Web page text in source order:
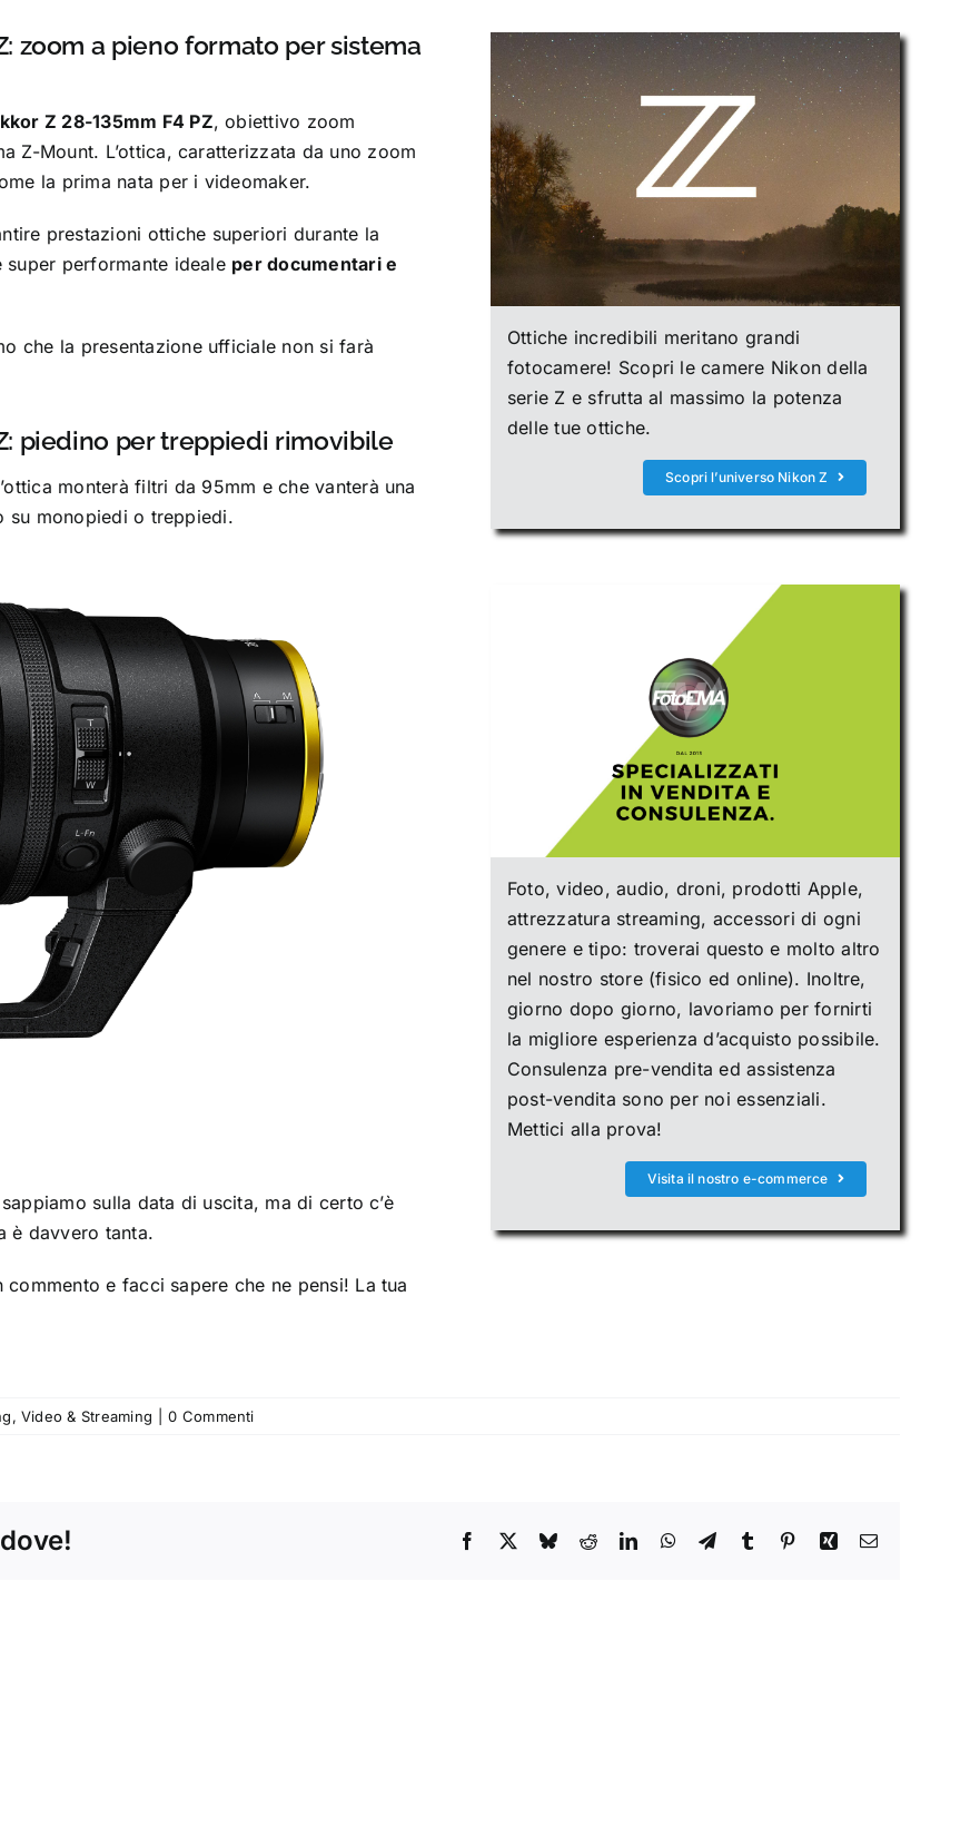
zoom a pieno formato per sistema
Z 28-135mm F4 PZ, obiettivo zoom
Z-Mount. L’ottica, caratterizzata da uno zoom
la prima nata per i videomaker.
prestazioni ottiche superiori durante la
performante ideale per documentari e
che la presentazione ufficiale non si farà
piedino per treppiedi rimovibile
monterà filtri da 95mm e che vanterà una
su monopiedi o treppiedi.
sulla data di uscita, ma di certo c’è
è davvero tanta.
commento e facci sapere che ne pensi! La tua
Ottiche incredibili meritano grandi
fotocamere! Scopri le camere Nikon della
serie Z e sfrutta al massimo la potenza
delle tue ottiche.
Scopri l’universo Nikon Z
Foto, video, audio, droni, prodotti Apple,
attrezzatura streaming, accessori di ogni
genere e tipo: troverai questo e molto altro
nel nostro store (fisico ed online). Inoltre,
giorno dopo giorno, lavoriamo per fornirti
la migliore esperienza d’acquisto possibile.
Consulenza pre-vendita ed assistenza
post-vendita sono per noi essenziali.
Mettici alla prova!
Visita il nostro e-commerce
, Video & Streaming 0 Commenti
Facebook
X BlueskyRedditLinkedInWhatsApp
TelegramTumblr PinterestXing Email